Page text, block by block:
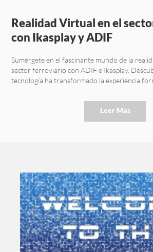
Realidad Virtual en el
con Ikasplay y ADIF
Sumérgete en el fascinante mundo de la
sector ferroviario con ADIF e Ikasplay.
tecnología ha transformado la experiencia
Leer Más